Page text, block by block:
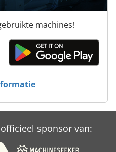
machines!
sponsor van: